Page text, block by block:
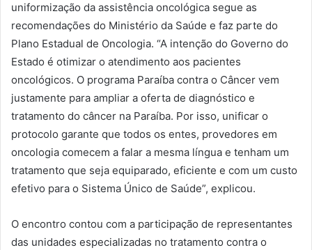
uniformização da assistência oncológica segue as
recomendações do Ministério da Saúde e faz parte do
Plano Estadual de Oncologia. “A intenção do Governo do
Estado é otimizar o atendimento aos pacientes
oncológicos. O programa Paraíba contra o Câncer vem
justamente para ampliar a oferta de diagnóstico e
tratamento do câncer na Paraíba. Por isso, unificar o
protocolo garante que todos os entes, provedores em
oncologia comecem a falar a mesma língua e tenham um
tratamento que seja equiparado, eficiente e com um custo
efetivo para o Sistema Único de Saúde”, explicou.
O encontro contou com a participação de representantes
das unidades especializadas no tratamento contra o